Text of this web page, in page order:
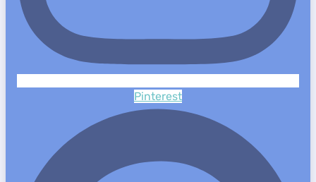
Pinterest